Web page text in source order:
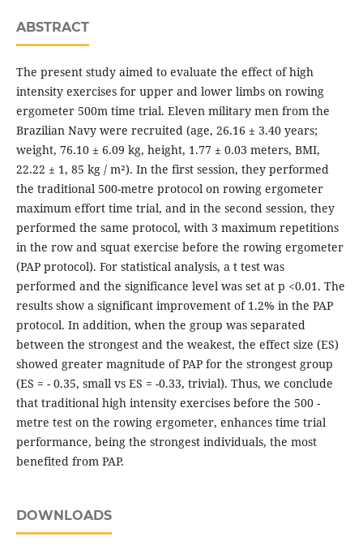
ABSTRACT
The present study aimed to evaluate the effect of high
intensity exercises for upper and lower limbs on rowing
ergometer 500m time trial. Eleven military men from the
Brazilian Navy were recruited (age, 26.16 ± 3.40 years;
weight, 76.10 ± 6.09 kg, height, 1.77 ± 0.03 meters, BMI,
22.22 ± 1, 85 kg / m²). In the first session, they performed
the traditional 500-metre protocol on rowing ergometer
maximum effort time trial, and in the second session, they
performed the same protocol, with 3 maximum repetitions
in the row and squat exercise before the rowing ergometer
(PAP protocol). For statistical analysis, a t test was
performed and the significance level was set at p <0.01. The
results show a significant improvement of 1.2% in the PAP
protocol. In addition, when the group was separated
between the strongest and the weakest, the effect size (ES)
showed greater magnitude of PAP for the strongest group
(ES = - 0.35, small vs ES = -0.33, trivial). Thus, we conclude
that traditional high intensity exercises before the 500 -
metre test on the rowing ergometer, enhances time trial
performance, being the strongest individuals, the most
benefited from PAP.
DOWNLOADS